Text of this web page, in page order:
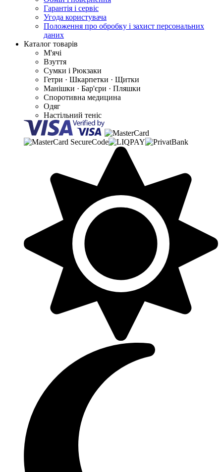
Гарантія і сервіс
Угода користувача
Положення про обробку і захист персональних
даних
Каталог товарів
М'ячі
Взуття
Сумки і Рюкзаки
Гетри · Шкарпетки · Щитки
Манішки · Бар'єри · Пляшки
Споротивна медицина
Одяг
Настільний теніс